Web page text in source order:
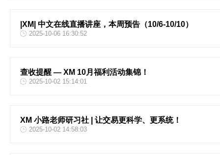
|XM| 中文在线直播讲座，本周预告（10/6-10/10）
2025-10-06 16:30:52
查收提醒 — XM 10月福利活动集锦！
2025-10-02 15:14:01
XM 小路老师研习社 | 让交易更科学、更系统！
2025-10-02 14:58:03